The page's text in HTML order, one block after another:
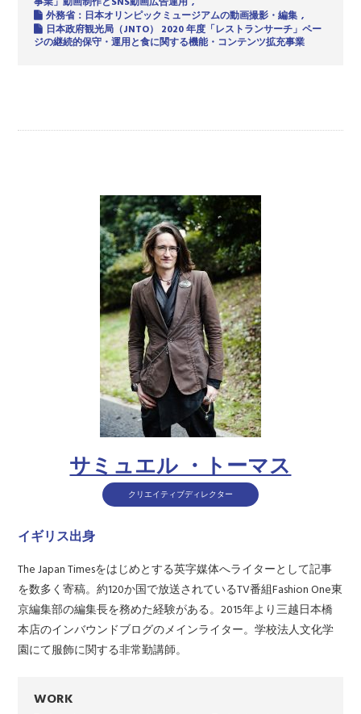
外務省：日本オリンピックミュージアムの動画撮影・編集
日本政府観光局（JNTO） 2020 年度「レストランサーチ」ペー
ジの継続的保守・運用と食に関する機能・コンテンツ拡充事業
サミュエル ・トーマス
クリエイティブディレクター
イギリス出身
The Japan Timesをはじめとする英字媒体へライターとして記事
を数多く寄稿。約120か国で放送されているTV番組Fashion One東
京編集部の編集長を務めた経験がある。2015年より三越日本橋
本店のインバウンドブログのメインライター。学校法人文化学
園にて服飾に関する非常勤講師。
WORK